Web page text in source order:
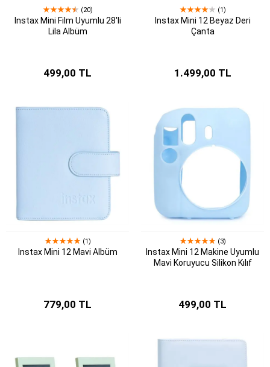
(20)
Instax Mini Film Uyumlu 28'li
Lila Albüm
499,00 TL
(1)
Instax Mini 12 Beyaz Deri
Çanta
1.499,00 TL
(1)
Instax Mini 12 Mavi Albüm
779,00 TL
(3)
Instax Mini 12 Makine Uyumlu
Mavi Koruyucu Silikon Kılıf
499,00 TL